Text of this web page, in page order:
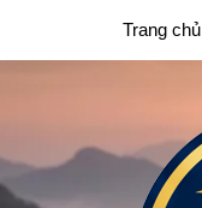
Trang chủ